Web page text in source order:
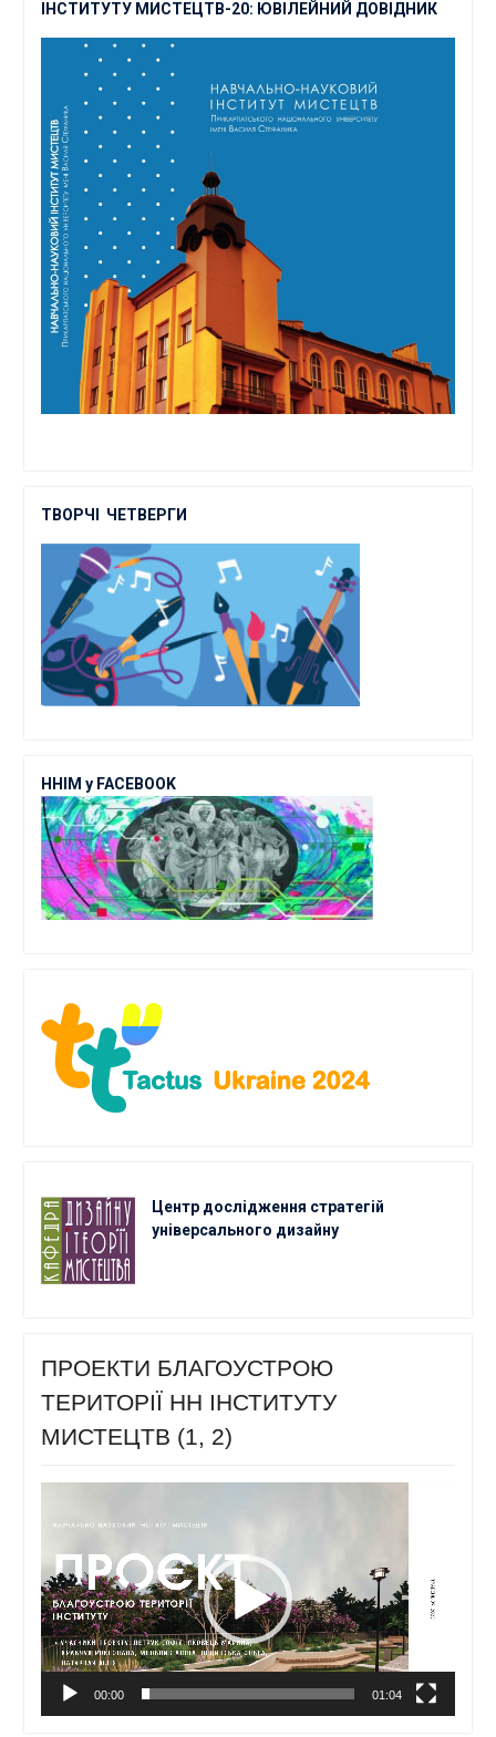
ІНСТИТУТУ МИСТЕЦТВ-20: ЮВІЛЕЙНИЙ ДОВІДНИК
ТВОРЧІ ЧЕТВЕРГИ
ННІМ у FACEBOOK
Центр дослідження стратегій
універсального дизайну
ПРОЕКТИ БЛАГОУСТРОЮ
ТЕРИТОРІЇ НН ІНСТИТУТУ
МИСТЕЦТВ (1, 2)
00:00 01:04